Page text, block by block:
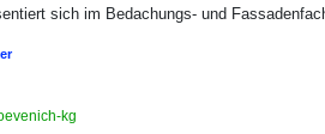
sich im Bedachungs- und
kg